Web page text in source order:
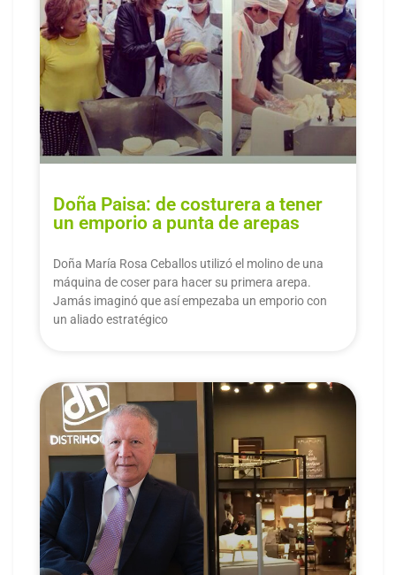
Doña Paisa: de costurera a tener
un emporio a punta de arepas
Doña María Rosa Ceballos utilizó el molino de una
máquina de coser para hacer su primera arepa.
Jamás imaginó que así empezaba un emporio con
un aliado estratégico